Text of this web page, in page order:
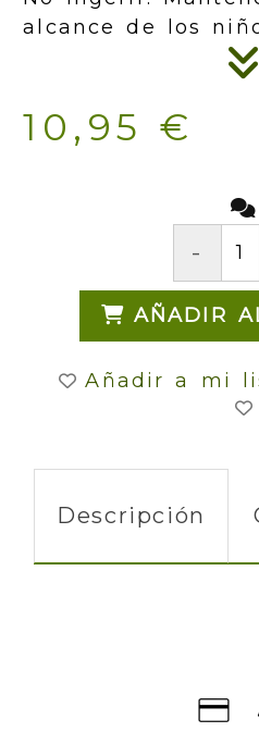
alcance de los
10,95 €
-
AÑADIR
Añadir a mi
Descripción